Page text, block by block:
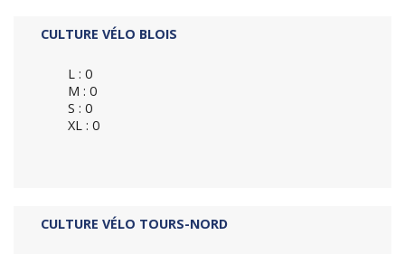
CULTURE VÉLO BLOIS
L : 0
M : 0
S : 0
XL : 0
CULTURE VÉLO TOURS-NORD